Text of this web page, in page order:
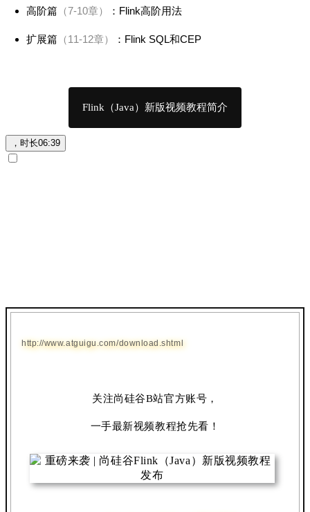
高阶篇 （7-10章） ：Flink高阶用法
扩展篇 （11-12章） ：Flink SQL和CEP
Flink（Java）新版视频教程简介
，时长06:39
http://www.atguigu.com/download.shtml
关注尚硅谷B站官方账号，
一手最新视频教程抢先看！